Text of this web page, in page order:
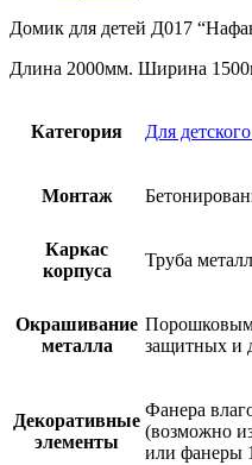
Домик для детей Д017
Длина 2000мм. Ширина
Категория Для
Монтаж
Каркас
корпуса
Труба
Окрашивание
металла
Порошковым
защитных и
Декоративные
элементы
Фанера
(возможно
или фанеры